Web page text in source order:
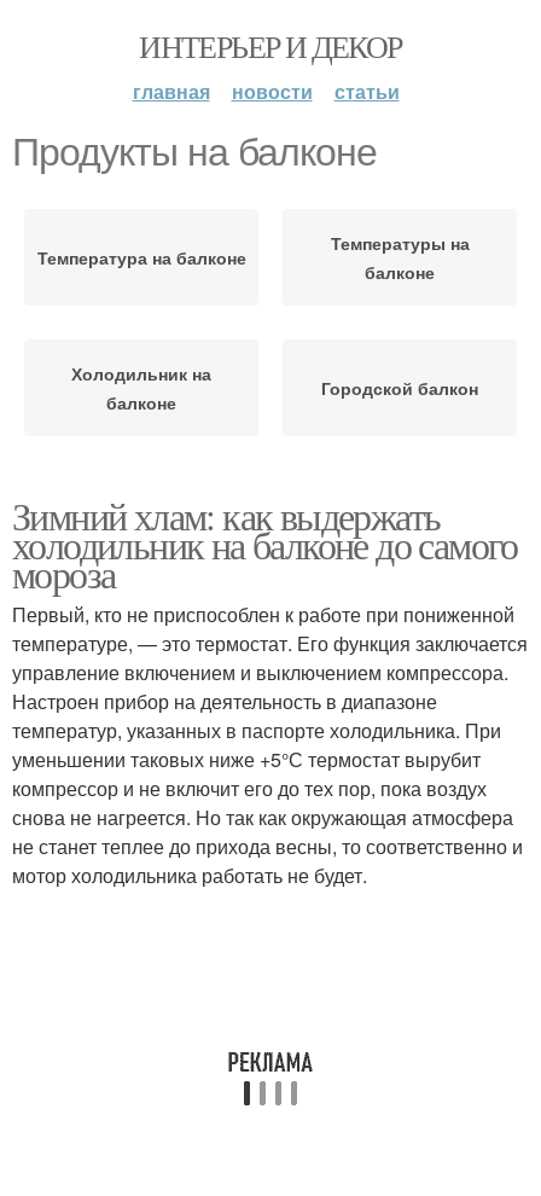
ИНТЕРЬЕР И ДЕКОР
главная новости статьи
Продукты на балконе
Температура на балконе
Температуры на
балконе
Холодильник на
балконе
Городской балкон
Зимний хлам: как выдержать
холодильник на балконе до самого
мороза
Первый, кто не приспособлен к работе при пониженной
температуре, — это термостат. Его функция заключается
управление включением и выключением компрессора.
Настроен прибор на деятельность в диапазоне
температур, указанных в паспорте холодильника. При
уменьшении таковых ниже +5°С термостат вырубит
компрессор и не включит его до тех пор, пока воздух
снова не нагреется. Но так как окружающая атмосфера
не станет теплее до прихода весны, то соответственно и
мотор холодильника работать не будет.